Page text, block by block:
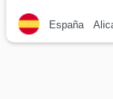
España